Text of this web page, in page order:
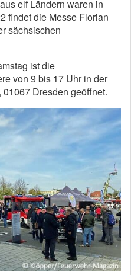
elf Ländern waren in
findet die Messe Florian
sächsischen
ist die
von 9 bis 17 Uhr in der
Dresden geöffnet.